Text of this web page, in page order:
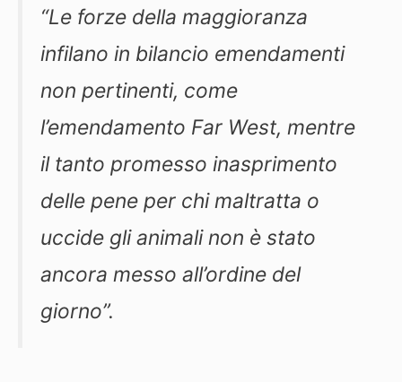
“Le forze della maggioranza
infilano in bilancio emendamenti
non pertinenti, come
l’emendamento Far West, mentre
il tanto promesso inasprimento
delle pene per chi maltratta o
uccide gli animali non è stato
ancora messo all’ordine del
giorno”.